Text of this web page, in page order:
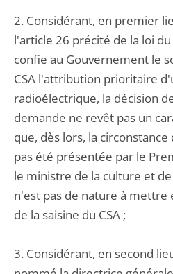
2. Considérant, en premier
l'article 26 précité de la loi
confie au Gouvernement le
CSA l'attribution prioritaire
radioélectrique, la décision
demande ne revêt pas un
que, dès lors, la
pas été présentée par le
le ministre de la culture et
n'est pas de nature à mettre
de la saisine du CSA ;
3. Considérant, en second